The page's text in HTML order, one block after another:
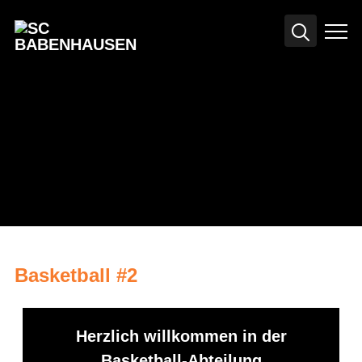
Info
Basketball #2
Herzlich willkommen in der